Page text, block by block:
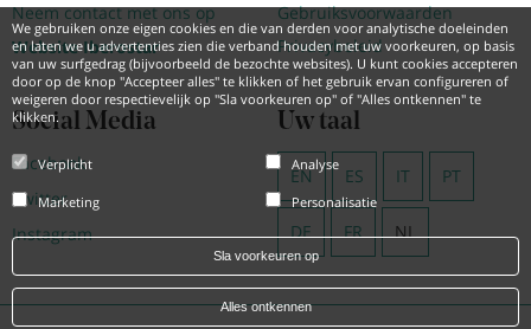
We gebruiken onze eigen cookies en die van derden voor analytische doeleinden
en laten we u advertenties zien die verband houden met uw voorkeuren, op basis
van uw surfgedrag (bijvoorbeeld de bezochte websites). U kunt cookies accepteren
door op de knop "Accepteer alles" te klikken of het gebruik ervan configureren of
weigeren door respectievelijk op "Sla voorkeuren op" of "Alles ontkennen" te
klikken.
Verplicht Analyse
Marketing Personalisatie
Sla voorkeuren op
Alles ontkennen
Neem contact met ons op
Website Iberostar
Gebruiksvoorwaarden
Privacybeleid
Social Media
Facebook
Twitter
Instagram
Uw taal
EN ES IT PT
DE FR NL